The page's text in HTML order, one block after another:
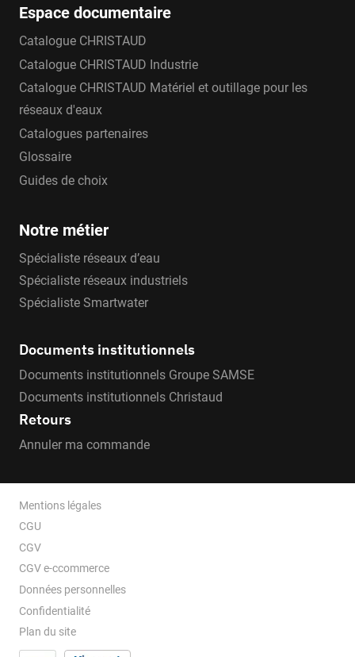
Espace documentaire
Catalogue CHRISTAUD
Catalogue CHRISTAUD Industrie
Catalogue CHRISTAUD Matériel et outillage pour les
réseaux d'eaux
Catalogues partenaires
Glossaire
Guides de choix
Notre métier
Spécialiste réseaux d’eau
Spécialiste réseaux industriels
Spécialiste Smartwater
Documents institutionnels
Documents institutionnels Groupe SAMSE
Documents institutionnels Christaud
Retours
Annuler ma commande
Mentions légales
CGU
CGV
CGV e-ccommerce
Données personnelles
Confidentialité
Plan du site